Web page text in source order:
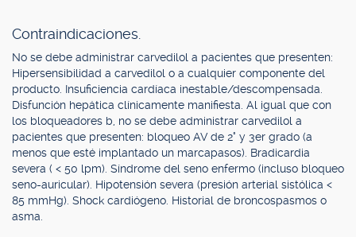
Contraindicaciones.
No se debe administrar carvedilol a pacientes que presenten:
Hipersensibilidad a carvedilol o a cualquier componente del
producto. Insuficiencia cardíaca inestable/descompensada.
Disfunción hepática clínicamente manifiesta. Al igual que con
los bloqueadores b, no se debe administrar carvedilol a
pacientes que presenten: bloqueo AV de 2° y 3er grado (a
menos que esté implantado un marcapasos). Bradicardia
severa ( < 50 lpm). Síndrome del seno enfermo (incluso bloqueo
seno-auricular). Hipotensión severa (presión arterial sistólica <
85 mmHg). Shock cardiógeno. Historial de broncospasmos o
asma.